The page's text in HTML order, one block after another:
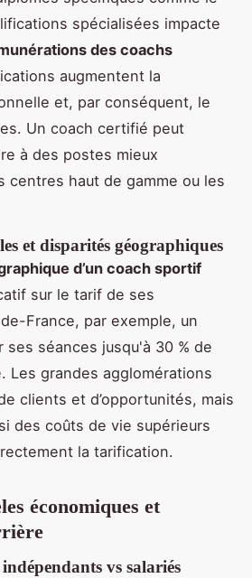
spécialisées impacte
des coachs
augmentent la
et, par conséquent, le
Un coach certifié peut
à des postes mieux
centres haut de gamme ou les
et disparités géographiques
d’un coach sportif
sur le tarif de ses
France, par exemple, un
séances jusqu'à 30 % de
Les grandes agglomérations
clients et d’opportunités, mais
des coûts de vie supérieurs
la tarification.
économiques et
vs salariés